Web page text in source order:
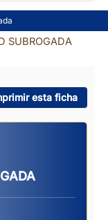
SUBROGADA
esta ficha